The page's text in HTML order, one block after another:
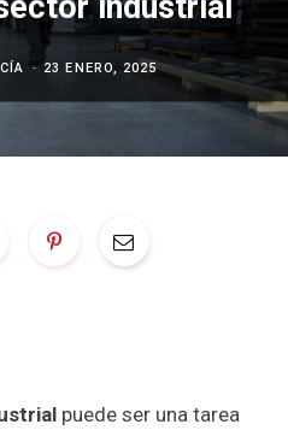
23 ENERO, 2025
puede ser una tarea